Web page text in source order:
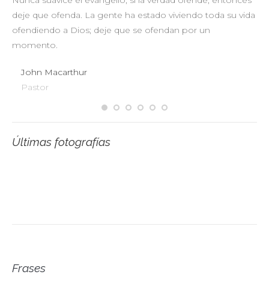
deje que ofenda. La gente ha estado viviendo toda su vida
ofendiendo a Dios; deje que se ofendan por un
momento.
John Macarthur
Pastor
Últimas fotografías
Frases